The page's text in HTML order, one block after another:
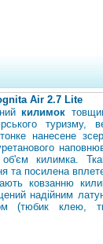
Air 2.7 Lite
килимок
туризму,
нанесене
килимка.
та посилена
ковзанню
надійним
(тюбик клею,